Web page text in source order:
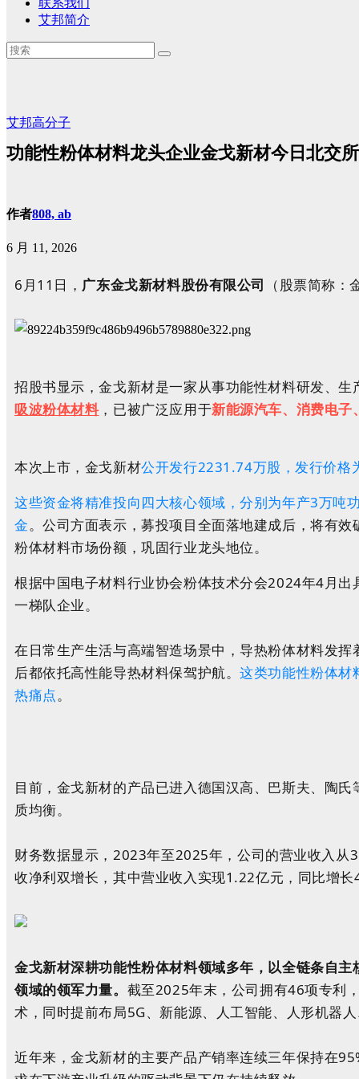
联系我们
艾邦简介
艾邦高分子
功能性粉体材料龙头企业金戈新材今日北交
作者808, ab
6 月 11, 2026
6月11日， 广东金戈新材料股份有限公司 （股票简称
招股书显示，金戈新材是一家从事功能性材料研发、生
吸波粉体材料，已被广泛应用于新能源汽车、 消费电子
本次上市，金戈新材公开发行2231.74万股，发行价
这些资金将精准投向四大核心领域，分别为年产3万吨
金。公司方面表示，募投项目全面落地建成后，将有
粉体材料市场份额，巩固行业龙头地位。
根据中国电子材料行业协会粉体技术分会2024年4月
一梯队企业。
在日常生产生活与高端智造场景中，导热粉体材料发
后都依托高性能导热材料保驾护航。这类功能性粉体材
热痛点。
目前，金戈新材的产品已进入德国汉高、 巴斯夫、陶氏
质均衡。
财务数据显示，2023年至2025年，公司的营业收入 从
收净利双增长，其中营业收入实现1.22亿元，同比增
金戈新材深耕功能性粉体材料领域多年，以全链条自
领域的领军力量。 截至2025年末，公司拥有46项专利
术，同时提前布局5G、 新能源、 人工智能、 人形机器人
近年来，金戈新材的主要产品产销率连续三年保持在